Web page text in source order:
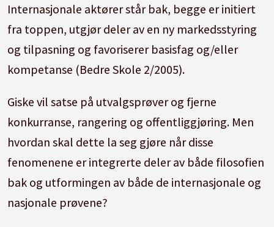
Internasjonale aktører står bak, begge er initiert
fra toppen, utgjør deler av en ny markedsstyring
og tilpasning og favoriserer basisfag og/eller
kompetanse (Bedre Skole 2/2005).
Giske vil satse på utvalgsprøver og fjerne
konkurranse, rangering og offentliggjøring. Men
hvordan skal dette la seg gjøre når disse
fenomenene er integrerte deler av både filosofien
bak og utformingen av både de internasjonale og
nasjonale prøvene?